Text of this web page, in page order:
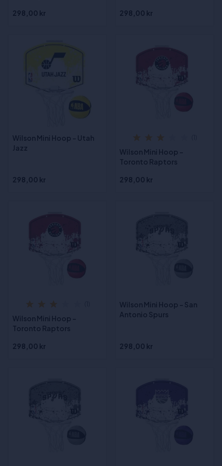
298,00 kr
298,00 kr
Wilson Mini Hoop - Utah
Jazz
298,00 kr
Wilson Mini Hoop -
Toronto Raptors
298,00 kr
Wilson Mini Hoop -
Toronto Raptors
298,00 kr
Wilson Mini Hoop - San
Antonio Spurs
298,00 kr